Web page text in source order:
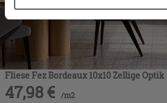
Zustimmung kann durch Klicken
„Cookies akzeptieren“ gegeben
die Schaltfläche "X" klicken,
nach der Installation der
Fliese Fez Bordeaux 10x10 Zellige
47,98 € /m2